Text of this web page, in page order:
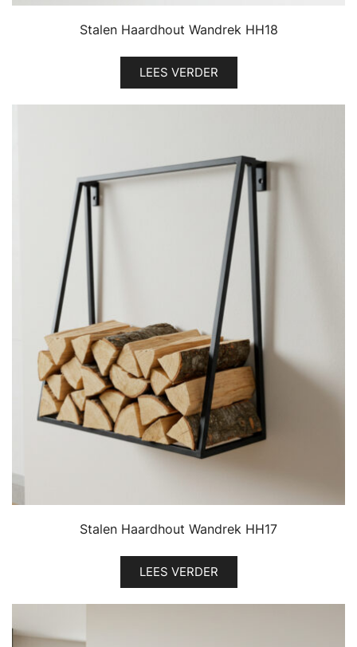
Stalen Haardhout Wandrek HH18
LEES VERDER
Stalen Haardhout Wandrek HH17
LEES VERDER